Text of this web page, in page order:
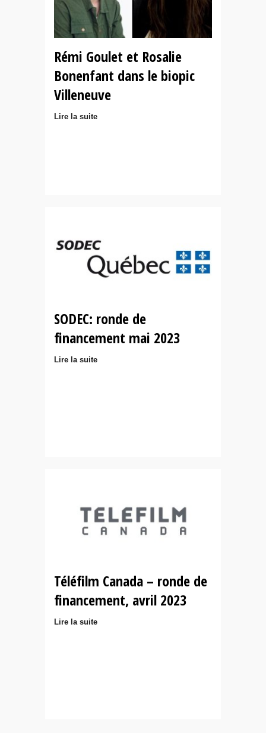
Rémi Goulet et Rosalie
Bonenfant dans le biopic
Villeneuve
Lire la suite
SODEC: ronde de
financement mai 2023
Lire la suite
Téléfilm Canada – ronde de
financement, avril 2023
Lire la suite